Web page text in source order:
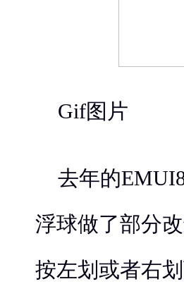
Gif图片
去年的
浮球做了部分
按左划或者右